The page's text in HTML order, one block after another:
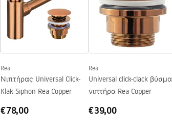
mm
Όχι
Rea
Νιπτήρας Universal Click-
Klak Siphon Rea Copper
€78,00
Rea
Universal click-clack βύσμα
νιπτήρα Rea Copper
€39,00